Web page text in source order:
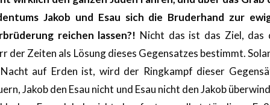
Jakob und Esau sich die Bruderhand zur
reichen lassen?! Nicht das ist das Ziel, das
der Zeiten als Lösung dieses Gegensatzes bestimmt.
auf Erden ist, wird der Ringkampf dieser
Jakob den Esau nicht und Esau nicht den Jakob